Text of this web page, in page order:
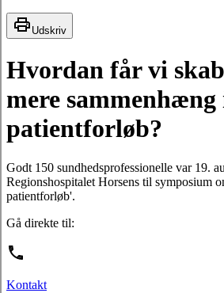
Udskriv
Hvordan får vi
mere sammenhæng
patientforløb?
Godt 150 sundhedsprofessionelle var 19.
Regionshospitalet Horsens til symposium
patientforløb'.
Gå direkte til:
Kontakt